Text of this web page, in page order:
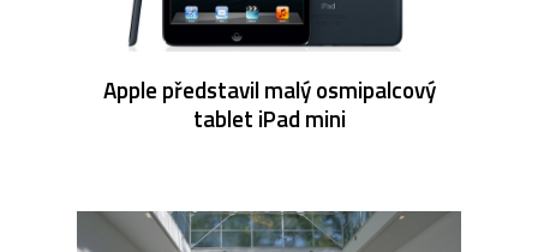
Apple představil malý osmipalcový
tablet iPad mini